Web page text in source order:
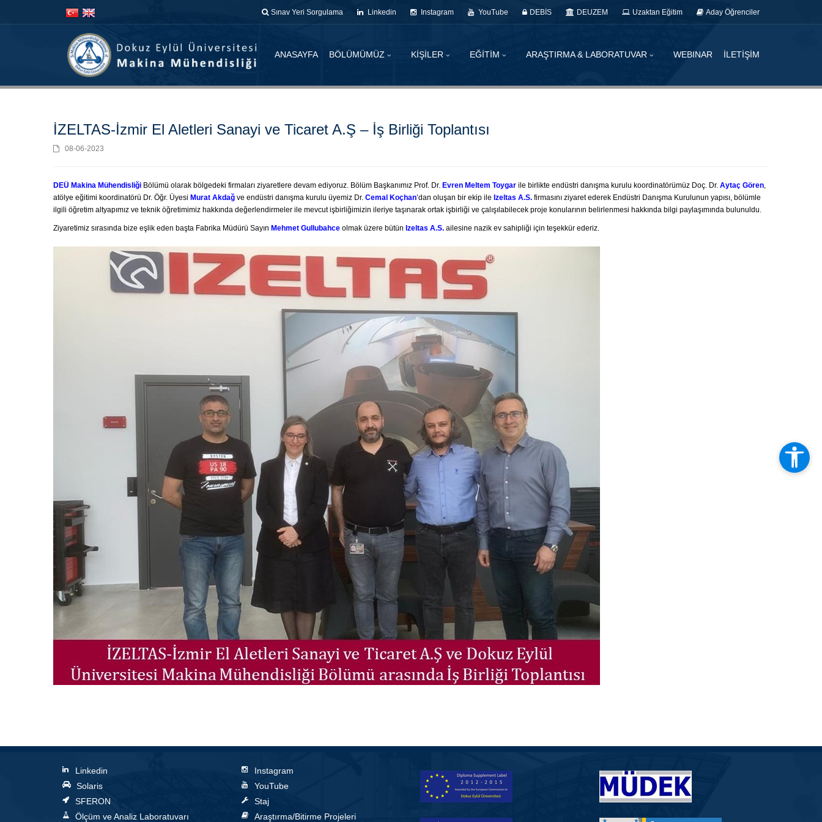
Sınav Yeri Sorgulama Linkedin Instagram YouTube DEBİS DEUZEM Uzaktan Eğitim Aday Öğrenciler
ANASAYFA BÖLÜMÜMÜZ KİŞİLER EĞİTİM ARAŞTIRMA & LABORATUVAR WEBINAR İLETİŞİM
İZELTAS-İzmir El Aletleri Sanayi ve Ticaret A.Ş – İş Birliği Toplantısı
08-06-2023
DEÜ Makina Mühendisliği Bölümü olarak bölgedeki firmaları ziyaretlere devam ediyoruz. Bölüm Başkanımız Prof. Dr. Evren Meltem Toygar ile birlikte endüstri danışma kurulu koordinatörümüz Doç. Dr. Aytaç Gören,
atölye eğitimi koordinatörü Dr. Öğr. Üyesi Murat Akdağ ve endüstri danışma kurulu üyemiz Dr. Cemal Koçhan’dan oluşan bir ekip ile Izeltas A.S. firmasını ziyaret ederek Endüstri Danışma Kurulunun yapısı, bölümle
ilgili öğretim altyapımız ve teknik öğretimimiz hakkında değerlendirmeler ile mevcut işbirliğimizin ileriye taşınarak ortak işbirliği ve çalışılabilecek proje konularının belirlenmesi hakkında bilgi paylaşımında bulunuldu.
Ziyaretimiz sırasında bize eşlik eden başta Fabrika Müdürü Sayın Mehmet Gullubahce olmak üzere bütün Izeltas A.S. ailesine nazik ev sahipliği için teşekkür ederiz.
Linkedin
Solaris
SFERON
Ölçüm ve Analiz Laboratuvarı
Instagram
YouTube
Staj
Araştırma/Bitirme Projeleri